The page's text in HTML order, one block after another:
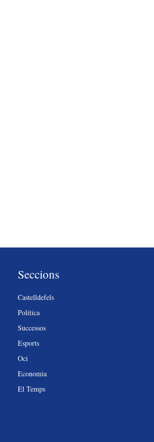
Seccions
Castelldefels
Política
Successos
Esports
Oci
Economia
El Temps